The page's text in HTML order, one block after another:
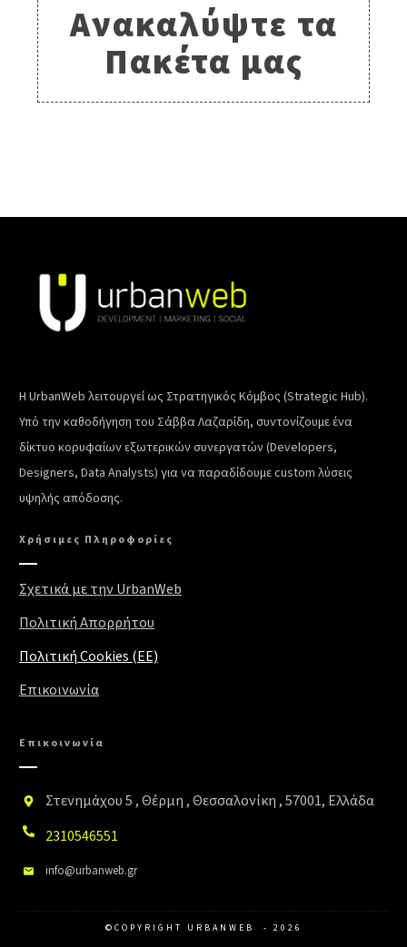
Ανακαλύψτε τα
Πακέτα μας
Η UrbanWeb λειτουργεί ως Στρατηγικός Κόμβος (Strategic Hub).
Υπό την καθοδήγηση του Σάββα Λαζαρίδη, συντονίζουμε ένα
δίκτυο κορυφαίων εξωτερικών συνεργατών (Developers,
Designers, Data Analysts) για να παραδίδουμε custom λύσεις
υψηλής απόδοσης.
Χρήσιμες Πληροφορίες
Σχετικά με την UrbanWeb
Πολιτική Απορρήτου
Πολιτική Cookies (EE)
Επικοινωνία
Επικοινωνία
Στενημάχου 5 , Θέρμη , Θεσσαλονίκη , 57001, Ελλάδα
2310546551
info@urbanweb.gr
©COPYRIGHT URBANWEB - 2026